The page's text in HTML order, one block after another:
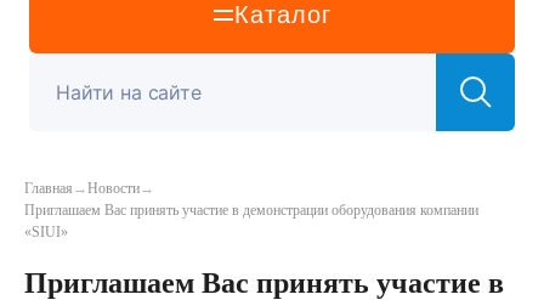
Каталог
Главная →Новости→
Приглашаем Вас принять участие в демонстрации оборудования компании
«SIUI»
Приглашаем Вас принять участие в